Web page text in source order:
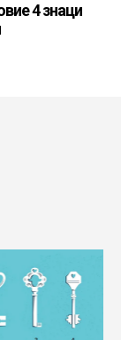
4 знаци